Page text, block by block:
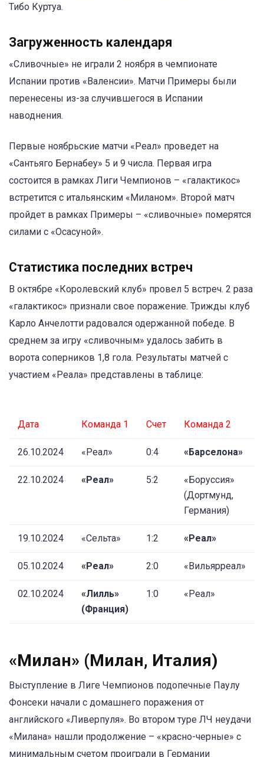
Тибо Куртуа.
Загруженность календаря
«Сливочные» не играли 2 ноября в чемпионате
Испании против «Валенсии». Матчи Примеры были
перенесены из-за случившегося в Испании
наводнения.
Первые ноябрьские матчи «Реал» проведет на
«Сантьяго Бернабеу» 5 и 9 числа. Первая игра
состоится в рамках Лиги Чемпионов – «галактикос»
встретится с итальянским «Миланом». Второй матч
пройдет в рамках Примеры – «сливочные» померятся
силами с «Осасуной».
Статистика последних встреч
В октябре «Королевский клуб» провел 5 встреч. 2 раза
«галактикос» признали свое поражение. Трижды клуб
Карло Анчелотти радовался одержанной победе. В
среднем за игру «сливочным» удалось забить в
ворота соперников 1,8 гола. Результаты матчей с
участием «Реала» представлены в таблице:
Дата Команда 1 Счет Команда 2
26.10.2024 «Реал» 0:4 «Барселона»
22.10.2024 «Реал» 5:2
«Боруссия»
(Дортмунд,
Германия)
19.10.2024 «Сельта» 1:2 «Реал»
05.10.2024 «Реал» 2:0 «Вильярреал»
02.10.2024
«Лилль»
(Франция)
1:0 «Реал»
«Милан» (Милан, Италия)
Выступление в Лиге Чемпионов подопечные Паулу
Фонсеки начали с домашнего поражения от
английского «Ливерпуля». Во втором туре ЛЧ неудачи
«Милана» нашли продолжение – «красно-черные» с
минимальным счетом проиграли в Германии